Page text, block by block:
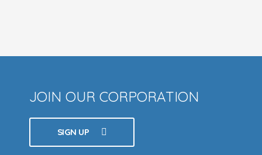
JOIN OUR CORPORATION
SIGN UP